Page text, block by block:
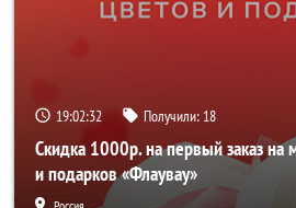
19:02:30 Получили: 18
Скидка 1000р. на первый заказ на
и подарков «Флаувау»